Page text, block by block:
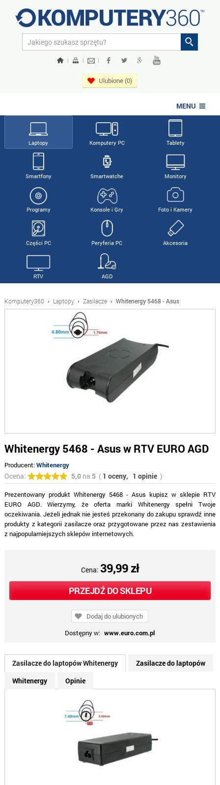
| | |
Ulubione (0)
MENU
Laptopy Komputery PC Tablety
Smartfony Smartwatche Monitory
Programy Konsole i Gry Foto i Kamery
Części PC Peryferia PC Akcesoria
RTV AGD
Komputery360 › Laptopy › Zasilacze › Whitenergy 5468 - Asus
Whitenergy 5468 - Asus w RTV EURO AGD
Producent:Whitenergy
Ocena: 5,0na 5( 1 oceny, 1 opinie )
Prezentowany produkt Whitenergy 5468 - Asus kupisz w sklepie RTV
EURO AGD. Wierzymy, że oferta marki Whitenergy spełni Twoje
oczekiwania. Jeżeli jednak nie jesteś przekonany do zakupu sprawdź inne
produkty z kategorii zasilacze oraz przygotowane przez nas zestawienia
z najpopularniejszych sklepów internetowych.
Cena: 39,99 zł
PRZEJDŹ DO SKLEPU
Dodaj do ulubionych
Dostępny w: www.euro.com.pl
Zasilacze do laptopów Whitenergy
Zasilacze do laptopów
Whitenergy
Opinie